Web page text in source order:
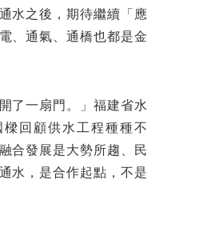
水之後，期待繼續「應
、通氣、通橋也都是金
了一扇門。」福建省水
回顧供水工程種種不
合發展是大勢所趨、民
水，是合作起點，不是